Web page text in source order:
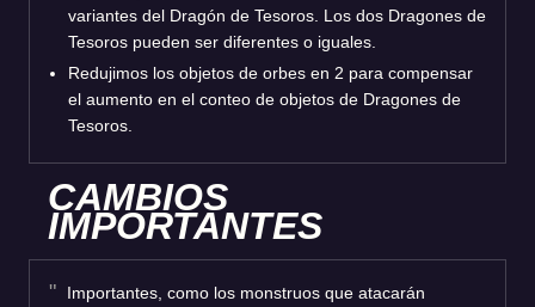
variantes del Dragón de Tesoros. Los dos Dragones de
Tesoros pueden ser diferentes o iguales.
Redujimos los objetos de orbes en 2 para compensar
el aumento en el conteo de objetos de Dragones de
Tesoros.
CAMBIOS
IMPORTANTES
Importantes, como los monstruos que atacarán